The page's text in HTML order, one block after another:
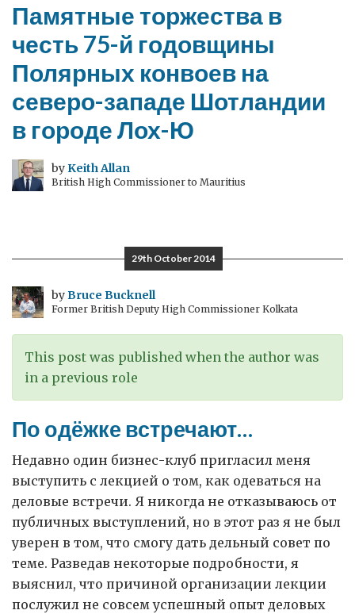
Памятные торжества в
честь 75-й годовщины
Полярных конвоев на
северо-западе Шотландии
в городе Лох-Ю
byKeith Allan
British High Commissioner to Mauritius
29th October 2014
byBruce Bucknell
Former British Deputy High Commissioner Kolkata
This post was published when the author was
in a previous role
По одёжке встречают…
Недавно один бизнес-клуб пригласил меня
выступить с лекцией о том, как одеваться на
деловые встречи. Я никогда не отказываюсь от
публичных выступлений, но в этот раз я не был
уверен в том, что смогу дать дельный совет по
теме. Разведав некоторые подробности, я
выяснил, что причиной организации лекции
послужил не совсем успешный опыт деловых